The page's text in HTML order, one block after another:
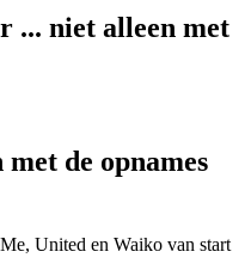
... niet alleen met
de opnames
United en Waiko van start